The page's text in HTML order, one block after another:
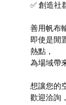
✅ 創造社
善用帆布
即使是閒
熱點，
為場域帶
想讓您的
歡迎洽詢